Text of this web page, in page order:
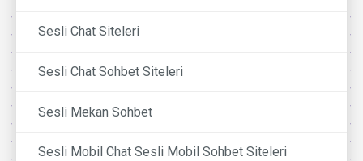
Sesli Chat Siteleri
Sesli Chat Sohbet Siteleri
Sesli Mekan Sohbet
Sesli Mobil Chat Sesli Mobil Sohbet Siteleri